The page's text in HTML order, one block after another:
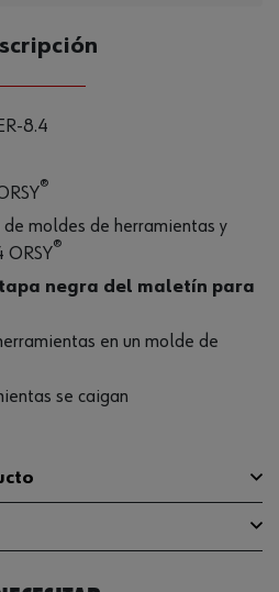
8.4
®
de moldes de herramientas y
®
negra del maletín para
en un molde de
se caigan
335 mm